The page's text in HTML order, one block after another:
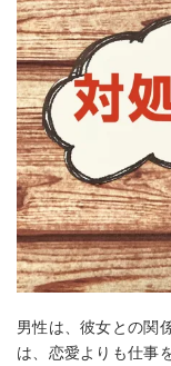
男性は、彼女との関
は、恋愛よりも仕事